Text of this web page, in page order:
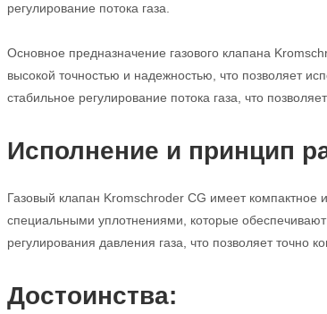
регулирование потока газа.
Основное предназначение газового клапана
высокой точностью и надежностью, что позволяет
стабильное регулирование потока газа, что
Исполнение и принцип
Газовый клапан Kromschroder CG имеет компактное
специальными уплотнениями, которые
регулирования давления газа, что позволяет точно
Достоинства: